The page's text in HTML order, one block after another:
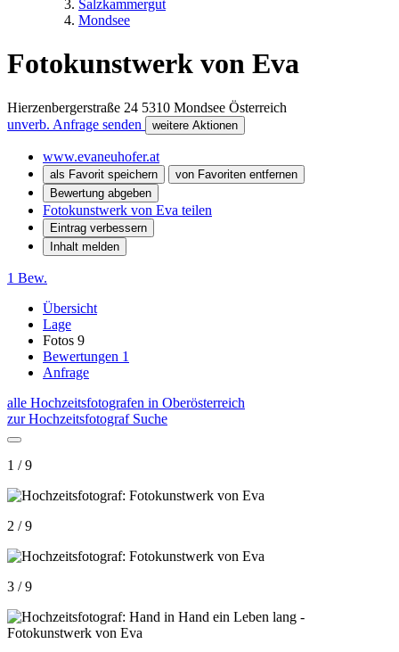
Salzkammergut
Mondsee
Fotokunstwerk von Eva
Hierzenbergerstraße 24 5310 Mondsee Österreich
unverb. Anfrage senden
weitere Aktionen
www.evaneuhofer.at
als Favorit speichern
von Favoriten entfernen
Bewertung abgeben
Fotokunstwerk von Eva teilen
Eintrag verbessern
Inhalt melden
1 Bew.
Übersicht
Lage
Fotos 9
Bewertungen 1
Anfrage
alle Hochzeitsfotografen in Oberösterreich
zur Hochzeitsfotograf Suche
1 / 9
2 / 9
3 / 9